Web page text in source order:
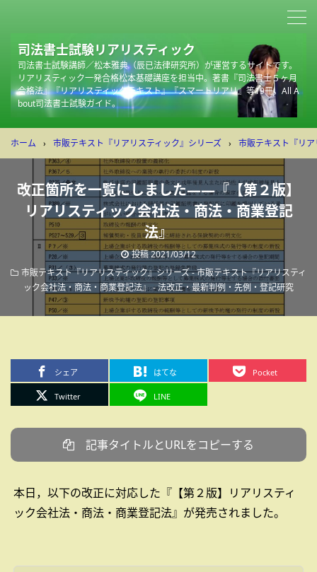
司法書士試験リアリスティック
司法書士試験講師／松本雅典（辰已法律研究所）が運営するサイトです。
リアリスティック一発合格松本基礎講座を担当中。著書『司法書士５ヶ月
合格法』『リアリスティックテキスト』『スマートリアリ』等19冊。All A
bout司法書士試験ガイド。
ホーム › 市販テキスト『リアリスティック』シリーズ › 市販テキスト『リ
改正箇所を一覧にしました――『【第２版】
リアリスティック会社法・商法・商業登記
法』
投稿2021/03/12
市販テキスト『リアリスティック』シリーズ - 市販テキスト『リアリスティ
ック会社法・商法・商業登記法』-法改正・最新判例・先例・登記研究
シェア はてな Pocket
Twitter LINE
記事タイトルとURLをコピーする
本日，以下の改正に対応した『【第２版】リアリスティ
ック会社法・商法・商業登記法』が発売されました。